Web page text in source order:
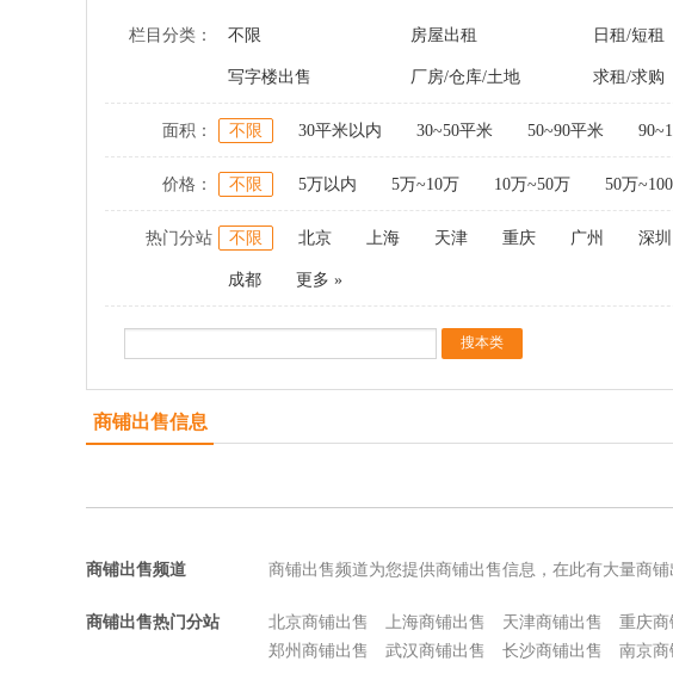
栏目分类： 不限 房屋出租 日租/短租
写字楼出售 厂房/仓库/土地 求租/求购
面积： 不限 30平米以内 30~50平米 50~90平米
价格： 不限 5万以内 5万~10万 10万~50万 50万
热门分站 不限 北京 上海 天津 重庆 广州 深圳
成都 更多 »
商铺出售信息
商铺出售频道 商铺出售频道为您提供商铺出售信息，在此有大量商
商铺出售热门分站 北京商铺出售 上海商铺出售 天津商铺出售 重庆商
郑州商铺出售
武汉商铺出售 长沙商铺出售 南京商